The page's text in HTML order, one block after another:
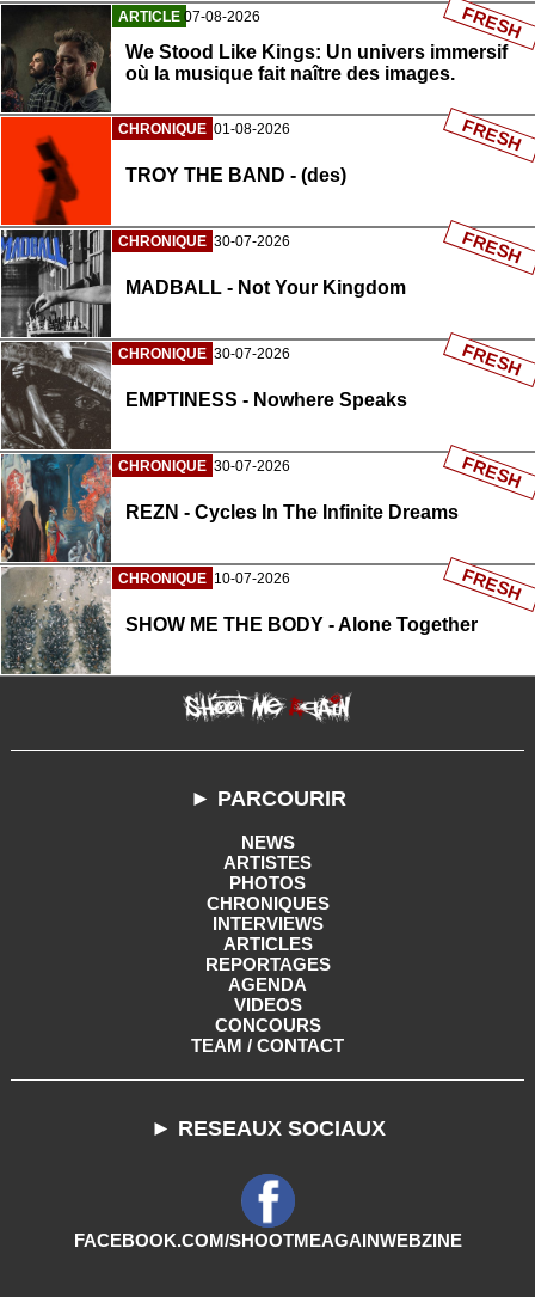
ARTICLE 07-08-2026
We Stood Like Kings: Un univers immersif
où la musique fait naître des images.
FRESH
CHRONIQUE 01-08-2026
TROY THE BAND - (des)
FRESH
CHRONIQUE 30-07-2026
MADBALL - Not Your Kingdom
FRESH
CHRONIQUE 30-07-2026
EMPTINESS - Nowhere Speaks
FRESH
CHRONIQUE 30-07-2026
REZN - Cycles In The Infinite Dreams
FRESH
CHRONIQUE 10-07-2026
SHOW ME THE BODY - Alone Together
FRESH
► PARCOURIR
NEWS
ARTISTES
PHOTOS
CHRONIQUES
INTERVIEWS
ARTICLES
REPORTAGES
AGENDA
VIDEOS
CONCOURS
TEAM / CONTACT
► RESEAUX SOCIAUX
FACEBOOK.COM/SHOOTMEAGAINWEBZINE